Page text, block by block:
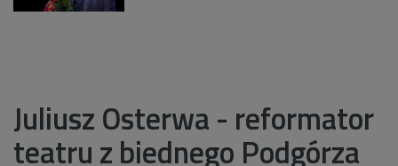
Juliusz Osterwa - reformator
teatru z biednego Podgórza